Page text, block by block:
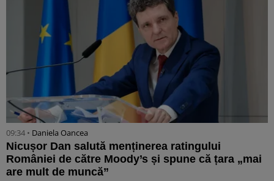
09:34 • Daniela Oancea
Nicușor Dan salută menținerea ratingului
României de către Moody’s și spune că țara „mai
are mult de muncă”